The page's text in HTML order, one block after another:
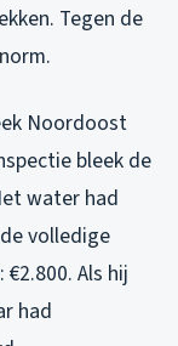
Tegen de
Noordoost
bleek de
water had
volledige
Als hij
had